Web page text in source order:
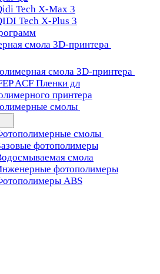
Tech X-Max 3
Tech X-Plus 3
смола 3D-принтера
смола 3D-принтера
ACF Пленки дл
принтера
смолы
смолы
фотополимеры
смола
фотополимеры
ABS